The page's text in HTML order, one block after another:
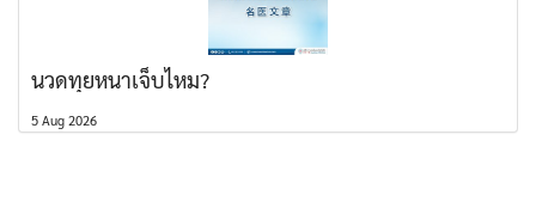
นวดทุยหนาเจ็บไหม?
5 Aug 2026